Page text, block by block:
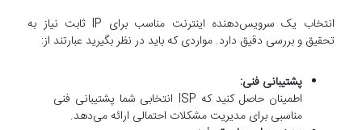
انتخاب یک سرویس‌دهنده اینترنت مناسب برای IP ثابت نیاز به
تحقیق و بررسی دقیق دارد. مواردی که باید در نظر بگیرید عبارتند از:
پشتیبانی فنی:
اطمینان حاصل کنید که ISP انتخابی شما پشتیبانی فنی
مناسبی برای مدیریت مشکلات احتمالی ارائه می‌دهد.